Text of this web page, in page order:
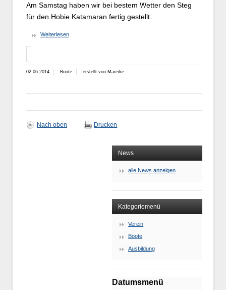
Am Samstag haben wir bei bestem Wetter den Steg
für den Hobie Katamaran fertig gestellt.
Weiterlesen
02.06.2014 Boote erstellt von Mareike
Nach oben Drucken
News
alle News anzeigen
Kategoriemenü
Verein
Boote
Ausbildung
Datumsmenü